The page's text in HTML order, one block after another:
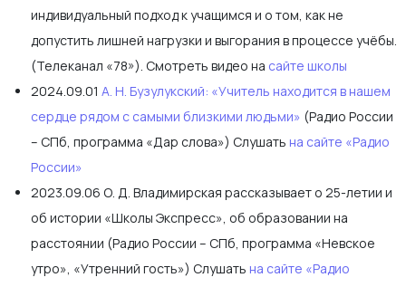
индивидуальный подход к учащимся и о том, как не
допустить лишней нагрузки и выгорания в процессе учёбы.
(Телеканал «78»). Смотреть видео на сайте школы
2024.09.01 А. Н. Бузулукский: «Учитель находится в нашем
сердце рядом с самыми близкими людьми» (Радио России
– СПб, программа «Дар слова») Слушать на сайте «Радио
России»
2023.09.06 О. Д. Владимирская рассказывает о 25-летии и
об истории «Школы Экспресс», об образовании на
расстоянии (Радио России – СПб, программа «Невское
утро», «Утренний гость») Слушать на сайте «Радио